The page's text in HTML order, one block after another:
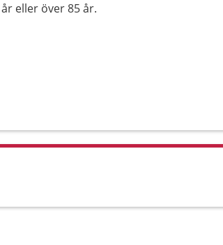
eller över 85 år.